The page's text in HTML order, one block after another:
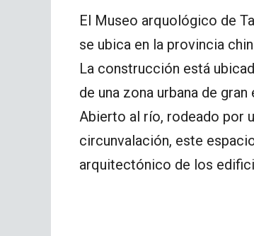
El Museo arquológico de
se ubica en la provincia
La construcción está
de una zona urbana de gran
Abierto al río, rodeado por
circunvalación, este
arquitectónico de los